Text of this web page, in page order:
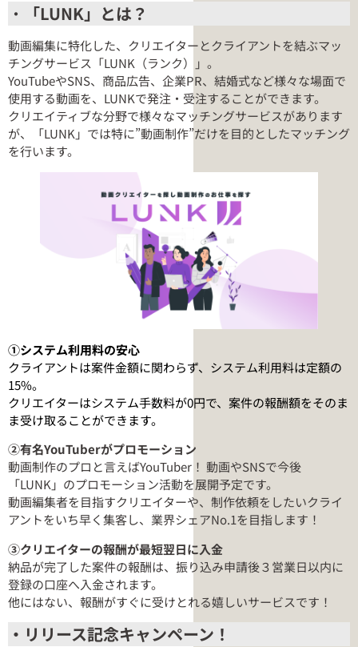
・ 「LUNK」とは？
動画編集に特化した、クリエイターとクライアントを結ぶマッ
チングサービス「LUNK（ランク）」。
YouTubeやSNS、商品広告、企業PR、結婚式など様々な場面で
使用する動画を、LUNKで発注・受注することができます。
クリエイティブな分野で様々なマッチングサービスがあります
が、「LUNK」では特に”動画制作”だけを目的としたマッチング
を行います。
①システム利用料の安心
クライアントは案件金額に関わらず、システム利用料は定額の
15%。
クリエイターはシステム手数料が0円で、案件の報酬額をそのま
ま受け取ることができます。
②有名YouTuberがプロモーション
動画制作のプロと言えばYouTuber！ 動画やSNSで今後
「LUNK」のプロモーション活動を展開予定です。
動画編集者を目指すクリエイターや、制作依頼をしたいクライ
アントをいち早く集客し、業界シェアNo.1を目指します！
③クリエイターの報酬が最短翌日に入金
納品が完了した案件の報酬は、振り込み申請後３営業日以内に
登録の口座へ入金されます。
他にはない、報酬がすぐに受けとれる嬉しいサービスです！
・リリース記念キャンペーン！